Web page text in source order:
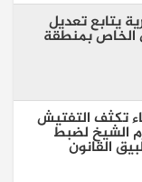
يتابع تعديل
الخاص بمنطقة
تكثف التفتيش
الشيخ لضبط
القانون